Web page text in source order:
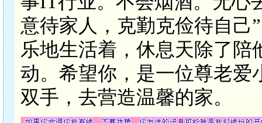
意待家人，克勤克俭待自己
乐地生活着，休息天除了
动。希望你，是一位尊老爱
双手，去营造温馨的家。